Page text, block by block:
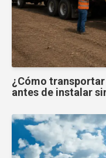
¿Cómo
antes de instalar